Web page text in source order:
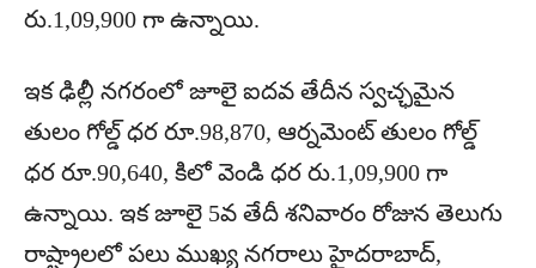
రు.1,09,900 గా ఉన్నాయి.
ఇక ఢిల్లీ నగరంలో జూలై ఐదవ తేదీన స్వచ్ఛమైన
తులం గోల్డ్ ధర రూ.98,870, ఆర్నమెంట్ తులం గోల్డ్
ధర రూ.90,640, కిలో వెండి ధర రు.1,09,900 గా
ఉన్నాయి. ఇక జూలై 5వ తేదీ శనివారం రోజున తెలుగు
రాష్ట్రాలలో పలు ముఖ్య నగరాలు హైదరాబాద్,